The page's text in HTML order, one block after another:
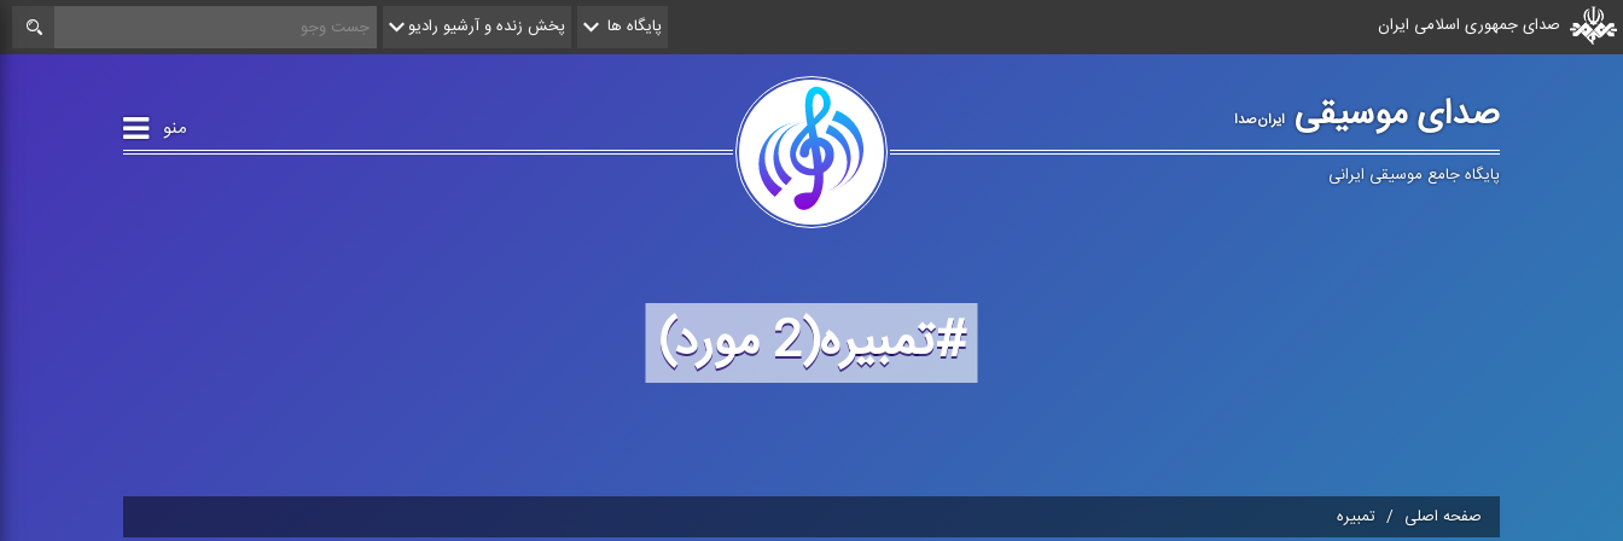
صدای جمهوری اسلامی ایران پایگاه ها پخش زنده و آرشیو رادیو
صدای موسیقیایران‌صدا منو
پایگاه جامع موسیقی ایرانی
#تمبیره(2 مورد)
صفحه اصلی تمبیره